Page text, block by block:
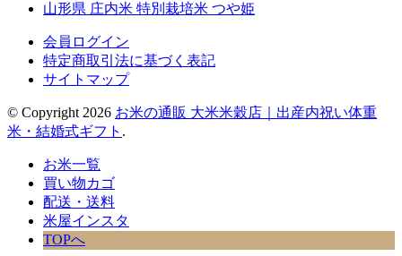
山形県 庄内米 特別栽培米 つや姫
会員ログイン
特定商取引法に基づく表記
サイトマップ
© Copyright 2026 お米の通販 大米米穀店｜出産内祝い体重
米・結婚式ギフト .
お米一覧
買い物カゴ
配送・送料
米屋インスタ
TOPへ